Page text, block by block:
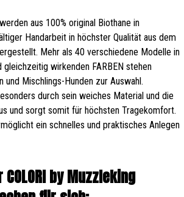
aus 100% original Biothane in
Handarbeit in höchster Qualität aus dem
Mehr als 40 verschiedene Modelle in
gleichzeitig wirkenden FARBEN stehen
und Mischlings-Hunden zur Auswahl.
durch sein weiches Material und die
und sorgt somit für höchsten Tragekomfort.
ein schnelles und praktisches Anlegen
by Muzzleking